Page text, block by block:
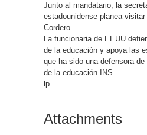
Junto al mandatario, la
estadounidense planea
Cordero.
La funcionaria de EEUU
de la educación y apoya las
que ha sido una defensora
de la educación.INS
lp
Attachments